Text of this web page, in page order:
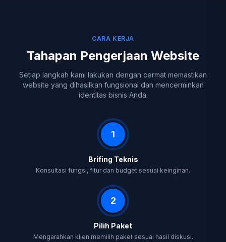
CARA KERJA
Tahapan Pengerjaan Website
Setiap langkah kami lakukan dengan cermat memastikan
website yang dihasilkan fungsional dan mencerminkan
identitas bisnis Anda.
1
Brifing Teknis
Konsultasi fungsi, fitur dan budget sesuai keinginan.
2
Pilih Paket
Mengarahkan klien memilih paket sesuai hasil diskusi.